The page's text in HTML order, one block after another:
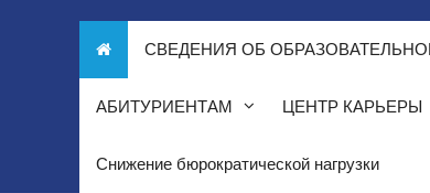
СВЕДЕНИЯ ОБ
АБИТУРИЕНТАМ ЦЕНТР КАРЬЕРЫ
Снижение бюрократической нагрузки